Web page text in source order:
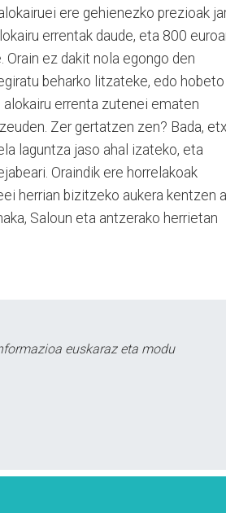
ere gehienezko prezioak
errentak daude, eta 800
ez dakit nola egongo den
beharko litzateke, edo hobeto
errenta zutenei ematen
Zer gertatzen zen? Bada,
laguntza jaso ahal izateko, eta
Oraindik ere horrelakoak
herrian bizitzeko aukera kentzen
Saloun eta antzerako herrietan
euskaraz eta modu